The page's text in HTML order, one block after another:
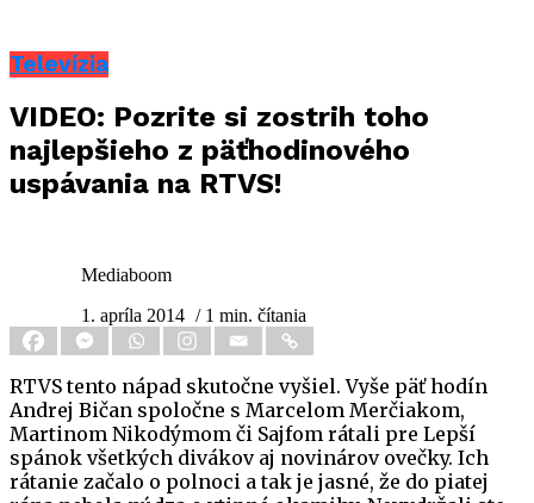
Televízia
VIDEO: Pozrite si zostrih toho
najlepšieho z päťhodinového
uspávania na RTVS!
Mediaboom
1. apríla 2014 / 1 min. čítania
RTVS tento nápad skutočne vyšiel. Vyše päť hodín
Andrej Bičan spoločne s Marcelom Merčiakom,
Martinom Nikodýmom či Sajfom rátali pre Lepší
spánok všetkých divákov aj novinárov ovečky. Ich
rátanie začalo o polnoci a tak je jasné, že do piatej